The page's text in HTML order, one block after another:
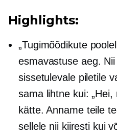
Highlights:
„Tugimõõdikute
esmavastuse aeg.
sissetulevale piletile
sama lihtne kui:
kätte. Anname teile
sellele nii kiiresti kui